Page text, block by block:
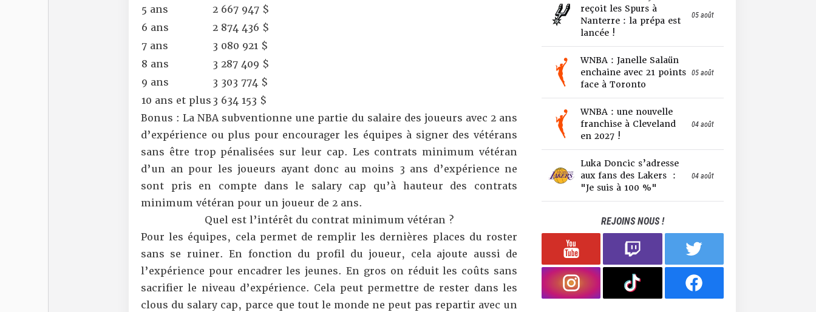
5 ans
2 667 947 $
6 ans
2 874 436 $
7 ans
3 080 921 $
8 ans
3 287 409 $
9 ans
3 303 774 $
10 ans et plus3 634 153 $
Bonus : La NBA subventionne une partie du salaire des joueurs avec 2 ans
d’expérience ou plus pour encourager les équipes à signer des vétérans
sans être trop pénalisées sur leur cap. Les contrats minimum vétéran
d’un an pour les joueurs ayant donc au moins 3 ans d’expérience ne
sont pris en compte dans le salary cap qu’à hauteur des contrats
minimum vétéran pour un joueur de 2 ans.
Quel est l’intérêt du contrat minimum vétéran ?
Pour les équipes, cela permet de remplir les dernières places du roster
sans se ruiner. En fonction du profil du joueur, cela ajoute aussi de
l’expérience pour encadrer les jeunes. En gros on réduit les coûts sans
sacrifier le niveau d’expérience. Cela peut permettre de rester dans les
clous du salary cap, parce que tout le monde ne peut pas repartir avec un
reçoit les Spurs à
Nanterre : la prépa est
lancée !
05 août
WNBA : Janelle Salaün
enchaine avec 21 points
face à Toronto
05 août
WNBA : une nouvelle
franchise à Cleveland
en 2027 !
04 août
Luka Doncic s’adresse
aux fans des Lakers :
"Je suis à 100 %"
04 août
REJOINS NOUS !